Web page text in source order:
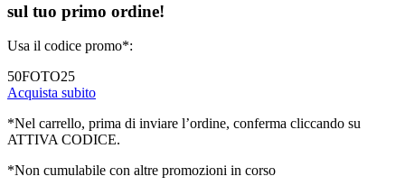
sul tuo primo ordine!
Usa il codice promo*:
50FOTO25
Acquista subito
*Nel carrello, prima di inviare l’ordine, conferma cliccando su
ATTIVA CODICE.
*Non cumulabile con altre promozioni in corso